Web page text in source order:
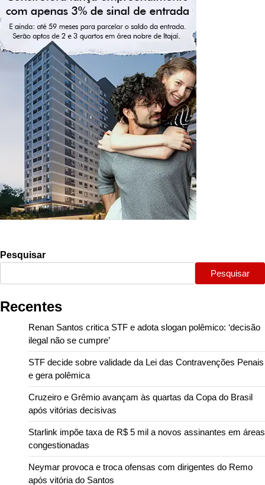
Pesquisar
Pesquisar
Recentes
Renan Santos critica STF e adota slogan polêmico: ‘decisão
ilegal não se cumpre’
STF decide sobre validade da Lei das Contravenções Penais
e gera polêmica
Cruzeiro e Grêmio avançam às quartas da Copa do Brasil
após vitórias decisivas
Starlink impõe taxa de R$ 5 mil a novos assinantes em áreas
congestionadas
Neymar provoca e troca ofensas com dirigentes do Remo
após vitória do Santos